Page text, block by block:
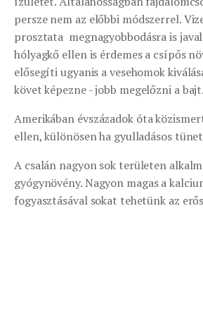
persze nem az előbbi módszerrel.
prosztata megnagyobbodásra is
hólyagkő ellen is érdemes a csípős
elősegíti ugyanis a vesehomok
követ képezne - jobb megelőzni a bajt.
Amerikában évszázadok óta
ellen, különösen ha gyulladásos
A csalán nagyon sok területen
gyógynövény. Nagyon magas a
fogyasztásával sokat tehetünk az